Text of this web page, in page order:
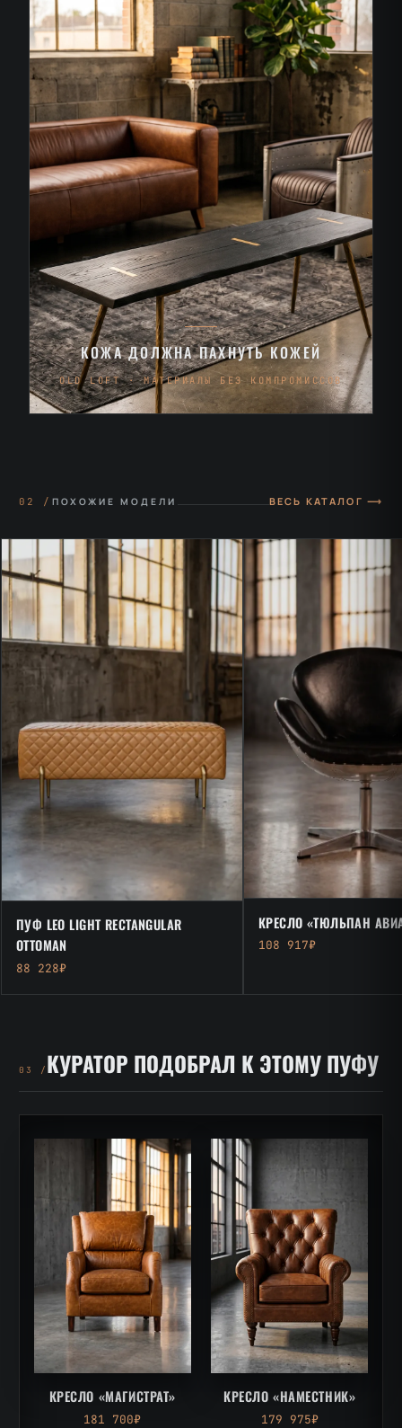
КОЖА ДОЛЖНА ПАХНУТЬ КОЖЕЙ
OLD LOFT · МАТЕРИАЛЫ БЕЗ КОМПРОМИССОВ
02 / ПОХОЖИЕ МОДЕЛИ ВЕСЬ КАТАЛОГ ⟶
ПУФ LEO LIGHT RECTANGULAR
OTTOMAN
88 228₽
КРЕСЛО «ТЮЛЬПАН
108 917₽
03 / КУРАТОР ПОДОБРАЛ К ЭТОМУ ПУФУ
КРЕСЛО «МАГИСТРАТ»
181 700₽
КРЕСЛО «НАМЕСТНИК»
179 975₽